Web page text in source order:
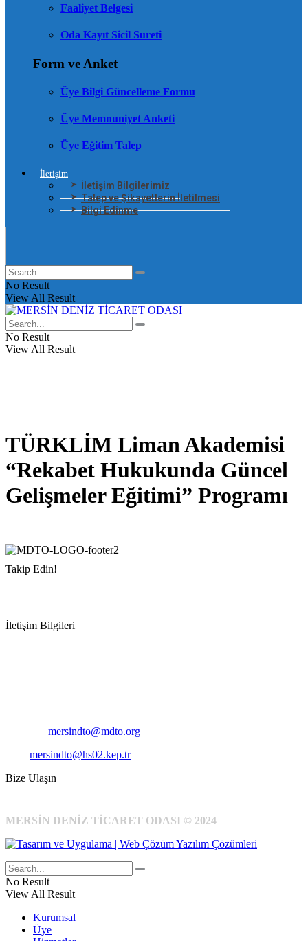
Faaliyet Belgesi
Oda Kayıt Sicil Sureti
Form ve Anket
Üye Bilgi Güncelleme Formu
Üye Memnuniyet Anketi
Üye Eğitim Talep
İletişim
İletişim Bilgilerimiz
Talep ve Şikayetlerin İletilmesi
Bilgi Edinme
No Result
View All Result
No Result
View All Result
TÜRKLİM Liman Akademisi
“Rekabet Hukukunda Güncel
Gelişmeler Eğitimi” Programı
Takip Edin!
İletişim Bilgileri
mersindto@mdto.org
mersindto@hs02.kep.tr
Bize Ulaşın
MERSİN DENİZ TİCARET ODASI © 2024
No Result
View All Result
Kurumsal
Üye